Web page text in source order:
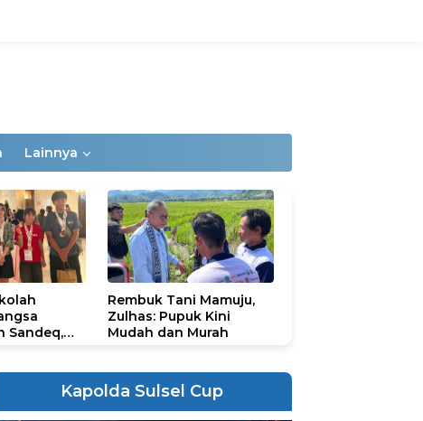
Lainnya
Sandeq,
2026
Rembuk Tani Mamuju,
Zulhas: Pupuk Kini
Mudah dan Murah
Kapolda Sulsel Cup